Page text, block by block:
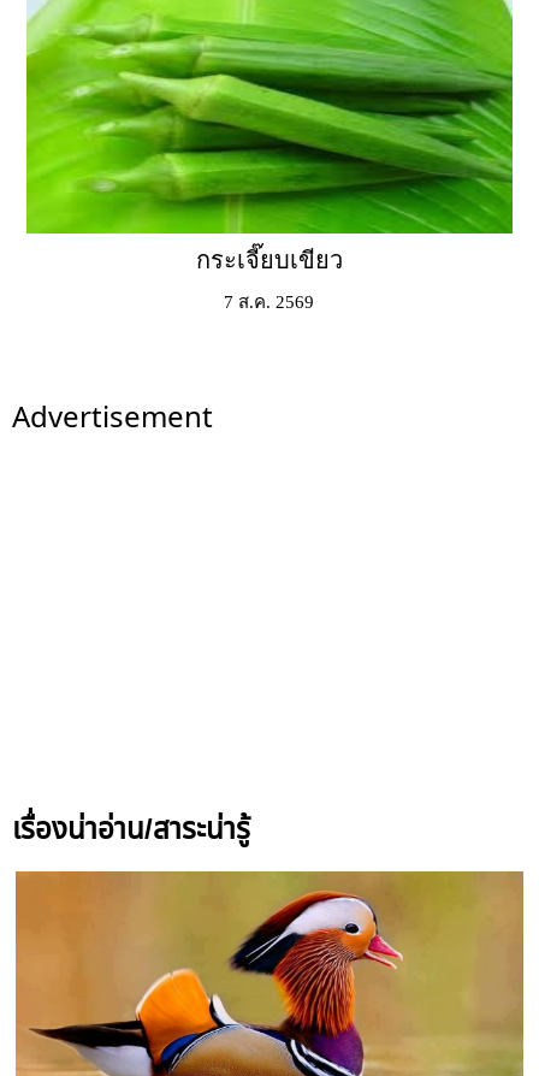
กระเจี๊ยบเขียว
7 ส.ค. 2569
Advertisement
เรื่องน่าอ่าน/สาระน่ารู้